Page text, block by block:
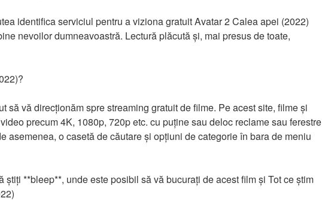
identifica serviciul pentru a viziona gratuit Avatar 2 Calea apei (2022)
nevoilor dumneavoastră. Lectură plăcută și, mai presus de toate,
să vă direcționăm spre streaming gratuit de filme. Pe acest site, filme și
precum 4K, 1080p, 720p etc. cu puține sau deloc reclame sau ferestre
asemenea, o casetă de căutare și opțiuni de categorie în bara de meniu
știți **bleep**, unde este posibil să vă bucurați de acest film și Tot ce știm